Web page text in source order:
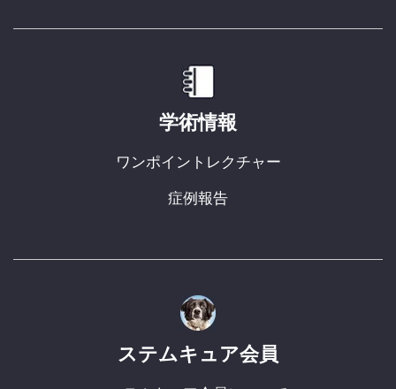
学術情報
ワンポイントレクチャー
症例報告
ステムキュア会員